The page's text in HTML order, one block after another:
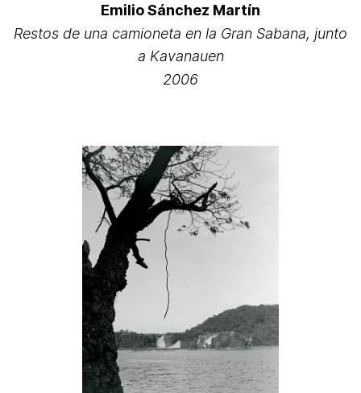
Emilio Sánchez Martín
Restos de una camioneta en la Gran Sabana, junto
a Kavanauen
2006